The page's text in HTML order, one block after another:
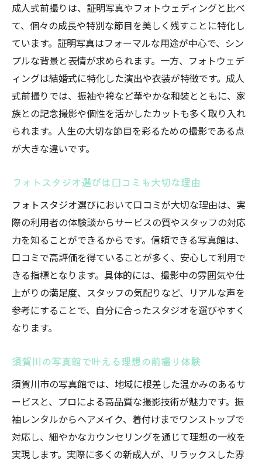
成人式前撮りは、証明写真やフォトウェディングと比べ
て、個々の成長や特別な節目を美しく残すことに特化し
ています。証明写真はフォーマルな用途が中心で、シン
プルな背景と表情が求められます。一方、フォトウェデ
ィングは結婚式に特化した演出や衣装が特徴です。成人
式前撮りでは、振袖や袴など華やかな和装とともに、家
族との記念撮影や個性を活かしたカットも多く取り入れ
られます。人生の大切な節目を彩るための撮影である点
が大きな違いです。
フォトスタジオ選びは口コミも大切な理由
フォトスタジオ選びにおいて口コミが大切な理由は、実
際の利用者の体験談からサービスの質やスタッフの対応
力を知ることができるからです。信頼できる写真館は、
口コミで高評価を得ていることが多く、安心して利用で
きる指標となります。具体的には、撮影中の雰囲気や仕
上がりの満足度、スタッフの気配りなど、リアルな声を
参考にすることで、自分に合ったスタジオを選びやすく
なります。
須賀川の写真館で叶える理想の前撮り体験
須賀川市の写真館では、地域に根差した温かみのあるサ
ービスと、プロによる高品質な撮影技術が魅力です。振
袖レンタルからヘアメイク、着付けまでワンストップで
対応し、細やかなカウンセリングを通じて理想の一枚を
実現します。実際に多くの新成人が、リラックスした雰